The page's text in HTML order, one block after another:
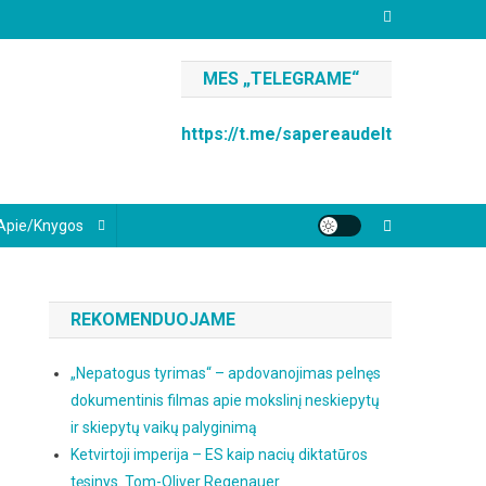
MES „TELEGRAME“
https://t.me/sapereaudelt
knygos
REKOMENDUOJAME
„Nepatogus tyrimas“ – apdovanojimas pelnęs
dokumentinis filmas apie mokslinį neskiepytų
ir skiepytų vaikų palyginimą
Ketvirtoji imperija – ES kaip nacių diktatūros
tęsinys. Tom-Oliver Regenauer